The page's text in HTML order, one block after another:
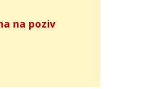
na poziv